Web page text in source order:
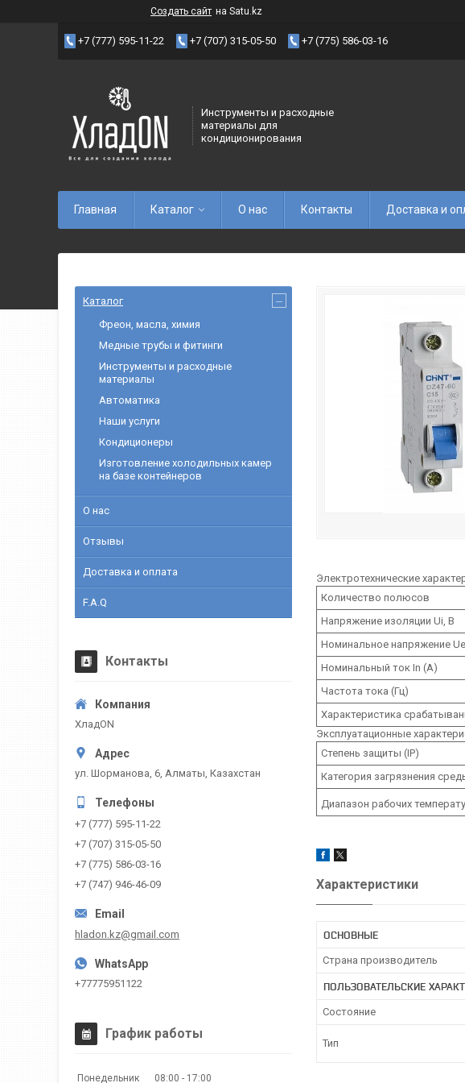
Создать сайт на Satu.kz
+7 (777) 595-11-22 +7 (707) 315-05-50 +7 (775) 586-03-16
Инструменты и расходные
материалы для
кондиционирования
Главная Каталог О нас Контакты Доставка и
Электротехнические
Количество полюсов
Напряжение изоляции Ui, B
Номинальное напряжение
Номинальный ток In (А)
Частота тока (Гц)
Характеристика
Эксплуатационные
Степень защиты (IP)
Категория загрязнения
Диапазон рабочих
Характеристики
ОСНОВНЫЕ
Страна производитель
ПОЛЬЗОВАТЕЛЬСКИЕ
Состояние
Тип
Каталог
Фреон, масла, химия
Медные трубы и фитинги
Инструменты и расходные
материалы
Автоматика
Наши услуги
Кондиционеры
Изготовление холодильных камер
на базе контейнеров
О нас
Отзывы
Доставка и оплата
F.A.Q
Контакты
ХладON
ул. Шорманова, 6, Алматы, Казахстан
+7 (777) 595-11-22
+7 (707) 315-05-50
+7 (775) 586-03-16
+7 (747) 946-46-09
hladon.kz@gmail.com
+77775951122
График работы
Понедельник 08:00 17:00